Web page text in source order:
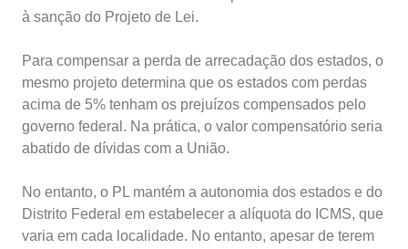
à sanção do Projeto de Lei.
Para compensar a perda de arrecadação dos estados, o
mesmo projeto determina que os estados com perdas
acima de 5% tenham os prejuízos compensados pelo
governo federal. Na prática, o valor compensatório seria
abatido de dívidas com a União.
No entanto, o PL mantém a autonomia dos estados e do
Distrito Federal em estabelecer a alíquota do ICMS, que
varia em cada localidade. No entanto, apesar de terem